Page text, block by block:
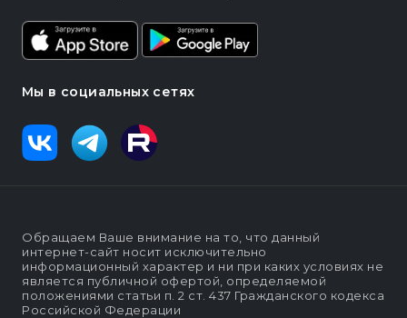
Мы в социальных сетях
Обращаем Ваше внимание на то, что данный
интернет-сайт носит исключительно
информационный характер и ни при каких условиях не
является публичной офертой, определяемой
положениями статьи п. 2 ст. 437 Гражданского кодекса
Российской Федерации